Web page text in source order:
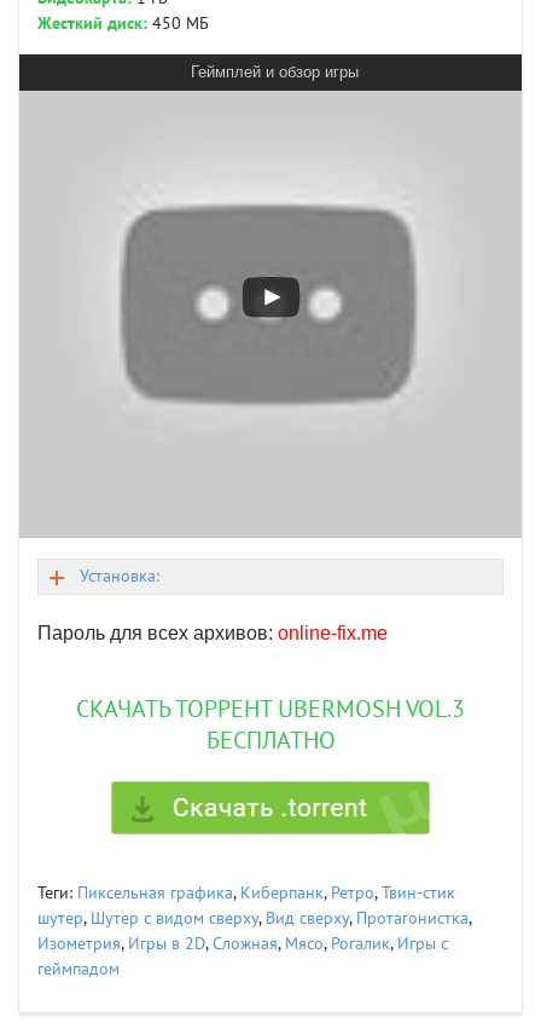
Жесткий диск: 450 МБ
Геймплей и обзор игры
Установка:
Пароль для всех архивов: online-fix.me
СКАЧАТЬ ТОРРЕНТ UBERMOSH VOL.3
БЕСПЛАТНО
Теги: Пиксельная графика, Киберпанк, Ретро,Твин-стик
шутер, Шутер с видом сверху, Вид сверху, Протагонистка,
Изометрия, Игры в 2D,Сложная, Мясо, Рогалик, Игры с
геймпадом